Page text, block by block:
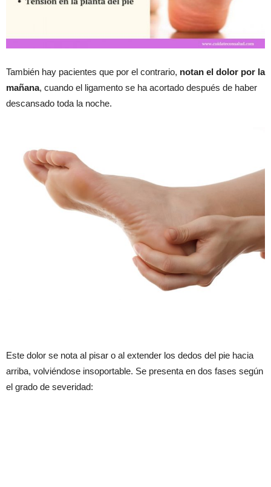
También hay pacientes que por el contrario, notan el dolor por la
mañana, cuando el ligamento se ha acortado después de haber
descansado toda la noche.
Este dolor se nota al pisar o al extender los dedos del pie hacia
arriba, volviéndose insoportable. Se presenta en dos fases según
el grado de severidad: